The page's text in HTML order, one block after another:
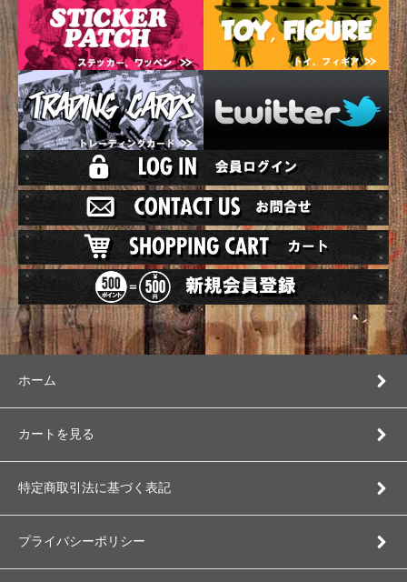
ホーム
カートを見る
特定商取引法に基づく表記
プライバシーポリシー